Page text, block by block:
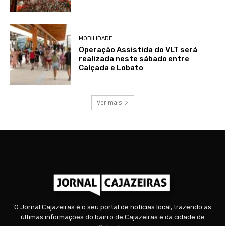
MOBILIDADE
Operação Assistida do VLT será
realizada neste sábado entre
Calçada e Lobato
Ver mais
O Jornal Cajazeiras é o seu portal de notícias local, trazendo as
últimas informações do bairro de Cajazeiras e da cidade de